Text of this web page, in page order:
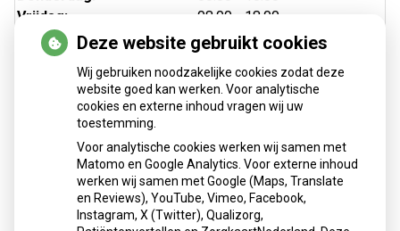
Vrijdag:
08.00 - 18.00
Herhaalrecepten aanvragen
Deze website gebruikt cookies
Wij gebruiken noodzakelijke cookies zodat deze
website goed kan werken. Voor analytische
cookies en externe inhoud vragen wij uw
toestemming.
Voor analytische cookies werken wij samen met
Matomo en Google Analytics. Voor externe inhoud
werken wij samen met Google (Maps, Translate
en Reviews), YouTube, Vimeo, Facebook,
Instagram, X (Twitter), Qualizorg,